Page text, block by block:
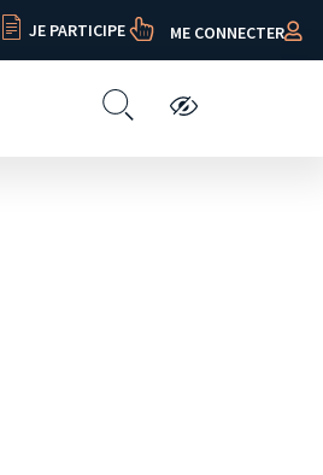
JE PARTICIPE ME CONNECTER